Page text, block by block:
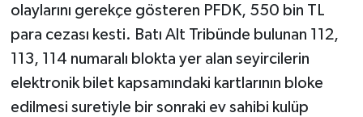
olaylarını gerekçe gösteren PFDK, 550 bin TL
para cezası kesti. Batı Alt Tribünde bulunan 112,
113, 114 numaralı blokta yer alan seyircilerin
elektronik bilet kapsamındaki kartlarının bloke
edilmesi suretiyle bir sonraki ev sahibi kulüp